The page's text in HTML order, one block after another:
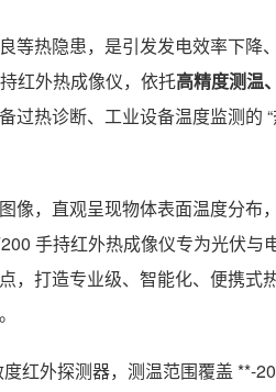
等热隐患，是引发发电效率下降
红外热成像仪，依托高精度测温
热诊断、工业设备温度监测的 “
，直观呈现物体表面温度分布
手持红外热成像仪专为光伏与
，打造专业级、智能化、便携式
红外探测器，测温范围覆盖 **-